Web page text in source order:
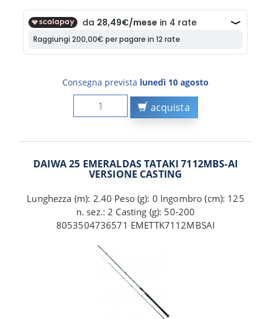
Consegna prevista lunedì 10 agosto
acquista
DAIWA 25 EMERALDAS TATAKI 7112MBS-AI
VERSIONE CASTING
Lunghezza (m): 2.40 Peso (g): 0 Ingombro (cm): 125
n. sez.: 2 Casting (g): 50-200
8053504736571 EMETTK7112MBSAI